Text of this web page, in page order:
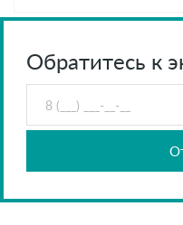
Обратитесь к